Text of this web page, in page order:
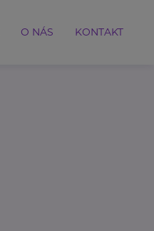
O NÁS KONTAKT